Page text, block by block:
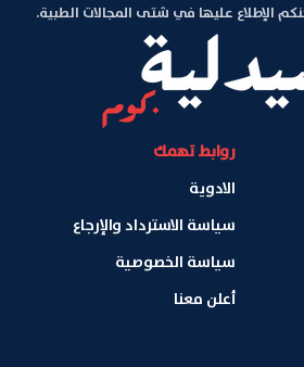
الإطلاع عليها في شتى المجالات الطبية.
روابط تهمك
الادوية
سياسة الاسترداد والإرجاع
سياسة الخصوصية
أعلن معنا